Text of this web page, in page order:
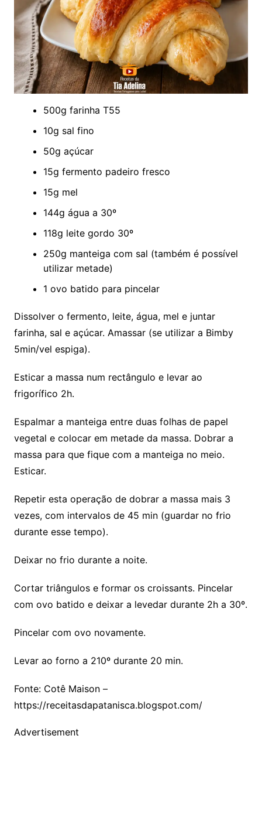
500g farinha T55
10g sal fino
50g açúcar
15g fermento padeiro fresco
15g mel
144g água a 30º
118g leite gordo 30º
250g manteiga com sal (também é possível
utilizar metade)
1 ovo batido para pincelar
Dissolver o fermento, leite, água, mel e juntar
farinha, sal e açúcar. Amassar (se utilizar a Bimby
5min/vel espiga).
Esticar a massa num rectângulo e levar ao
frigorífico 2h.
Espalmar a manteiga entre duas folhas de papel
vegetal e colocar em metade da massa. Dobrar a
massa para que fique com a manteiga no meio.
Esticar.
Repetir esta operação de dobrar a massa mais 3
vezes, com intervalos de 45 min (guardar no frio
durante esse tempo).
Deixar no frio durante a noite.
Cortar triângulos e formar os croissants. Pincelar
com ovo batido e deixar a levedar durante 2h a 30º.
Pincelar com ovo novamente.
Levar ao forno a 210º durante 20 min.
Fonte: Cotê Maison –
https://receitasdapatanisca.blogspot.com/
Advertisement